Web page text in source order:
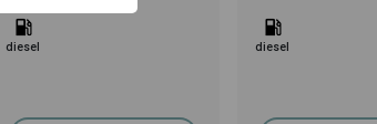
diesel diesel